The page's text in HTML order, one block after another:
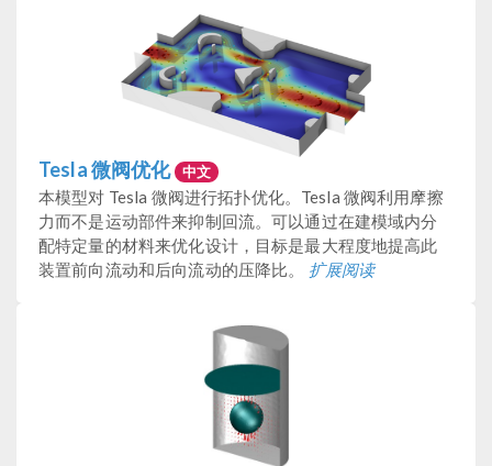
Tesla 微阀优化 中文
本模型对 Tesla 微阀进行拓扑优化。Tesla 微阀利用摩擦
力而不是运动部件来抑制回流。可以通过在建模域内分
配特定量的材料来优化设计，目标是最大程度地提高此
装置前向流动和后向流动的压降比。 扩展阅读